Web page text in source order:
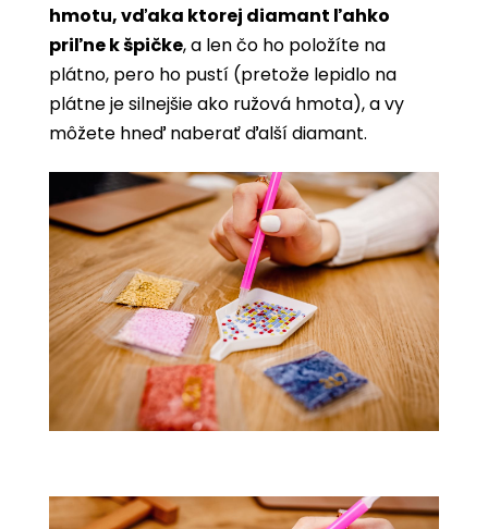
hmotu, vďaka ktorej diamant ľahko
priľne k špičke, a len čo ho položíte na
plátno, pero ho pustí (pretože lepidlo na
plátne je silnejšie ako ružová hmota), a vy
môžete hneď naberať ďalší diamant.